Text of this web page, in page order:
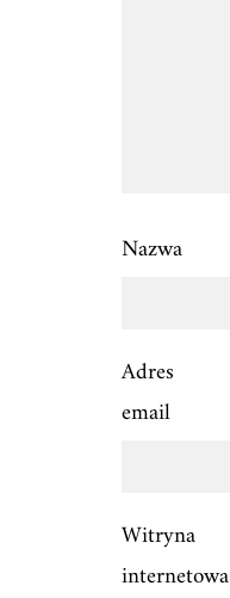
Nazwa
Adres
email
Witryna
internetowa